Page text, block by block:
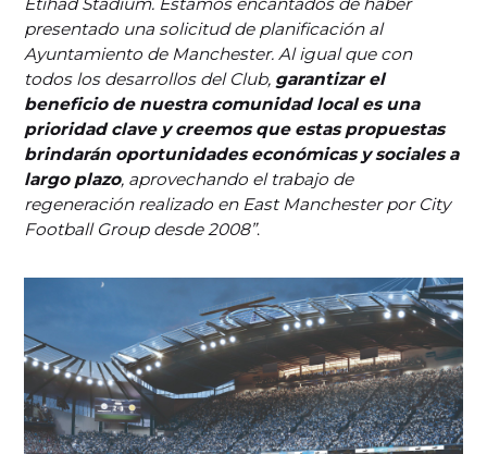
presentado una solicitud de planificación al
Ayuntamiento de Manchester. Al igual que con
todos los desarrollos del Club, garantizar el
beneficio de nuestra comunidad local es una
prioridad clave y creemos que estas propuestas
brindarán oportunidades económicas y sociales a
largo plazo, aprovechando el trabajo de
regeneración realizado en East Manchester por City
Football Group desde 2008”.